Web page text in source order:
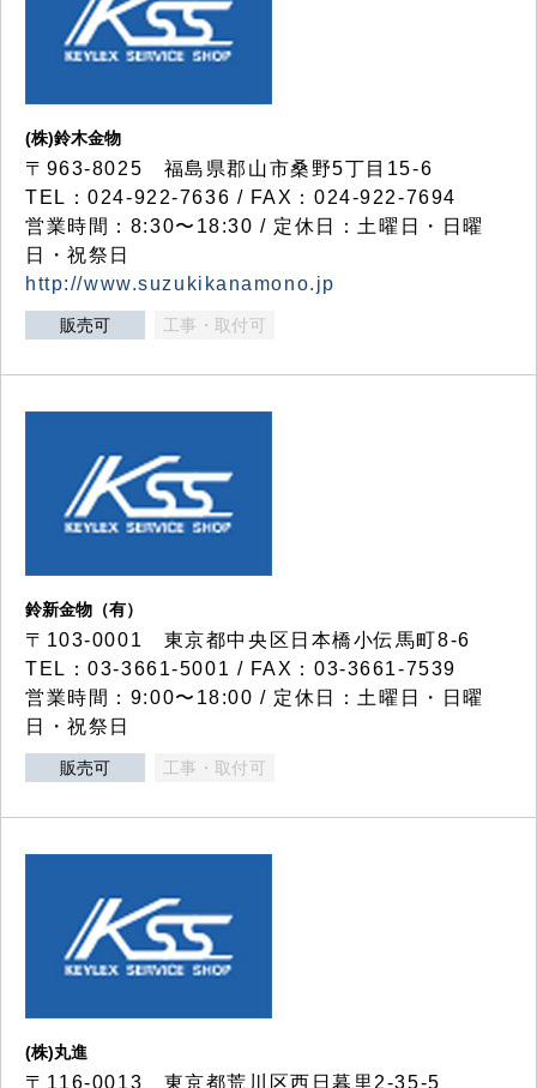
(株)鈴木金物
〒963-8025 福島県郡山市桑野5丁目15-6
TEL：024-922-7636 / FAX：024-922-7694
営業時間：8:30〜18:30 / 定休日：土曜日・日曜
日・祝祭日
http://www.suzukikanamono.jp
販売可 工事・取付可
鈴新金物（有）
〒103-0001 東京都中央区日本橋小伝馬町8-6
TEL：03-3661-5001 / FAX：03-3661-7539
営業時間：9:00〜18:00 / 定休日：土曜日・日曜
日・祝祭日
販売可 工事・取付可
(株)丸進
〒116-0013 東京都荒川区西日暮里2-35-5